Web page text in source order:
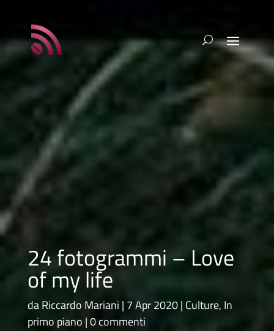
24 fotogrammi – Love
of my life
daRiccardo Mariani 7 Apr 2020 Culture, In
primo piano 0 commenti